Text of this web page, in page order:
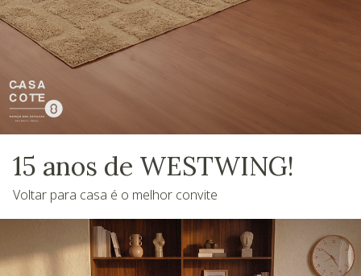
15 anos de WESTWING!
Voltar para casa é o melhor convite